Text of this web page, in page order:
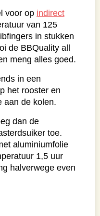
voor op indirect
van 125
in stukken
de BBQuality all
meng alles goed.
in een
het rooster en
aan de kolen.
dan de
toe.
aluminiumfolie
1,5 uur
halverwege even